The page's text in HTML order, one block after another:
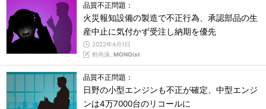
品質不正問題：
火災報知設備の製造で不正行為、承認部品の生
産中止に気付かず受注し納期を優先
2022年4月1日
朴尚洙, MONOist
品質不正問題：
日野の小型エンジンも不正が確定、中型エンジ
ンは4万7000台のリコールに